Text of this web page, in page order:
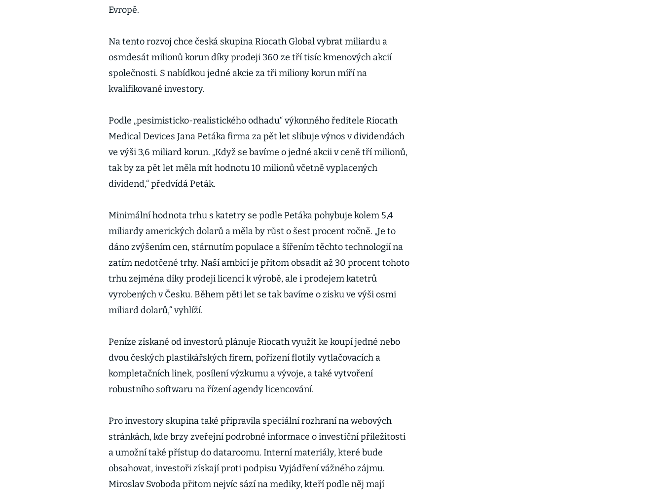
Evropě.
Na tento rozvoj chce česká skupina Riocath Global vybrat miliardu a
osmdesát milionů korun díky prodeji 360 ze tří tisíc kmenových akcií
společnosti. S nabídkou jedné akcie za tři miliony korun míří na
kvalifikované investory.
Podle „pesimisticko-realistického odhadu“ výkonného ředitele Riocath
Medical Devices Jana Petáka firma za pět let slibuje výnos v dividendách
ve výši 3,6 miliard korun. „Když se bavíme o jedné akcii v ceně tří milionů,
tak by za pět let měla mít hodnotu 10 milionů včetně vyplacených
dividend,“ předvídá Peták.
Minimální hodnota trhu s katetry se podle Petáka pohybuje kolem 5,4
miliardy amerických dolarů a měla by růst o šest procent ročně. „Je to
dáno zvýšením cen, stárnutím populace a šířením těchto technologií na
zatím nedotčené trhy. Naší ambicí je přitom obsadit až 30 procent tohoto
trhu zejména díky prodeji licencí k výrobě, ale i prodejem katetrů
vyrobených v Česku. Během pěti let se tak bavíme o zisku ve výši osmi
miliard dolarů,“ vyhlíží.
Peníze získané od investorů plánuje Riocath využít ke koupí jedné nebo
dvou českých plastikářských firem, pořízení flotily vytlačovacích a
kompletačních linek, posílení výzkumu a vývoje, a také vytvoření
robustního softwaru na řízení agendy licencování.
Pro investory skupina také připravila speciální rozhraní na webových
stránkách, kde brzy zveřejní podrobné informace o investiční příležitosti
a umožní také přístup do dataroomu. Interní materiály, které bude
obsahovat, investoři získají proti podpisu Vyjádření vážného zájmu.
Miroslav Svoboda přitom nejvíc sází na mediky, kteří podle něj mají